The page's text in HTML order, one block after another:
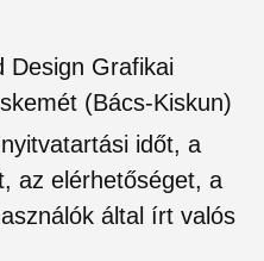
Design Grafikai
(Bács-Kiskun)
időt, a
az elérhetőséget, a
által írt valós